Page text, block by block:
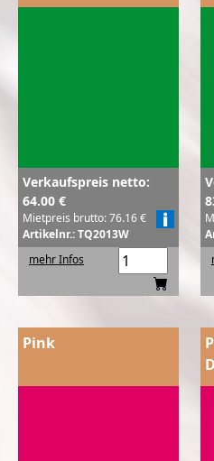
Verkaufspreis netto:
64.00 €
Mietpreis brutto: 76.16 €
Artikelnr.: TQ2013W
mehr Infos
Pink